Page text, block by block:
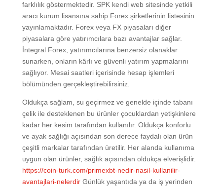
farklılık göstermektedir. SPK kendi web sitesinde yetkili
aracı kurum lisansına sahip Forex şirketlerinin listesinin
yayınlamaktadır. Forex veya FX piyasaları diğer
piyasalara göre yatırımcılara bazı avantajlar sağlar.
İntegral Forex, yatırımcılarına benzersiz olanaklar
sunarken, onların kârlı ve güvenli yatırım yapmalarını
sağlıyor. Mesai saatleri içerisinde hesap işlemleri
bölümünden gerçekleştirebilirsiniz.
Oldukça sağlam, su geçirmez ve genelde içinde tabanı
çelik ile desteklenen bu ürünler çocuklardan yetişkinlere
kadar her kesim tarafından kullanılır. Oldukça konforlu
ve ayak sağlığı açısından son derece faydalı olan ürün
çeşitli markalar tarafından üretilir. Her alanda kullanıma
uygun olan ürünler, sağlık açısından oldukça elverişlidir.
https://coin-turk.com/primexbt-nedir-nasil-kullanilir-
avantajlari-nelerdirGünlük yaşantıda ya da iş yerinden